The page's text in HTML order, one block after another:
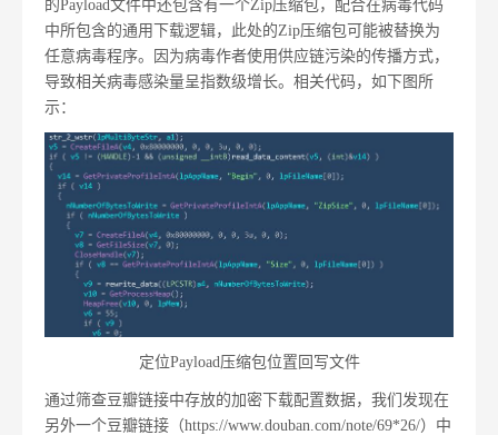
的Payload文件中还包含有一个Zip压缩包，配合在病毒代码
中所包含的通用下载逻辑，此处的Zip压缩包可能被替换为
任意病毒程序。因为病毒作者使用供应链污染的传播方式，
导致相关病毒感染量呈指数级增长。相关代码，如下图所
示：
定位Payload压缩包位置回写文件
通过筛查豆瓣链接中存放的加密下载配置数据，我们发现在
另外一个豆瓣链接（https://www.douban.com/note/69*26/）中